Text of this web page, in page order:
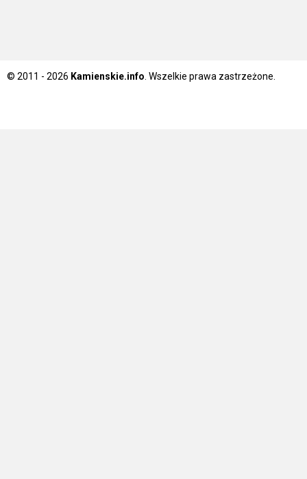
© 2011 - 2026 Kamienskie.info . Wszelkie prawa zastrzeżone.